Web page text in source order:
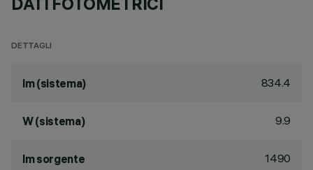
DETTAGLI
lm (sistema) 834.4
W (sistema) 9.9
lm sorgente 1490